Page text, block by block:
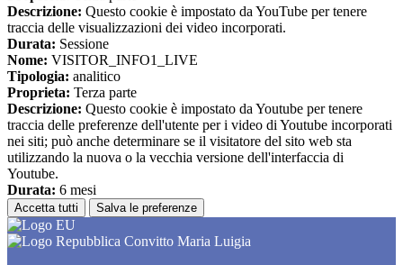
Descrizione: Questo cookie è impostato da YouTube per tenere
traccia delle visualizzazioni dei video incorporati.
Durata: Sessione
Nome: VISITOR_INFO1_LIVE
Tipologia: analitico
Proprieta: Terza parte
Descrizione: Questo cookie è impostato da Youtube per tenere
traccia delle preferenze dell'utente per i video di Youtube incorporati
nei siti; può anche determinare se il visitatore del sito web sta
utilizzando la nuova o la vecchia versione dell'interfaccia di
Youtube.
Durata: 6 mesi
Accetta tutti Salva le preferenze
Convitto Maria Luigia